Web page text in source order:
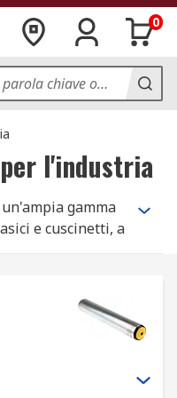
0
l'industria
gamma
e cuscinetti, a
dei prodotti
forme
superficiali di